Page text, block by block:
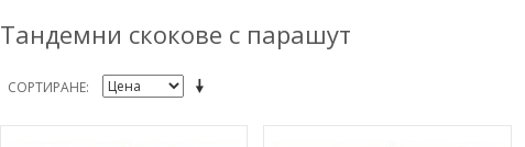
Тандемни скокове с парашут
СОРТИРАНЕ